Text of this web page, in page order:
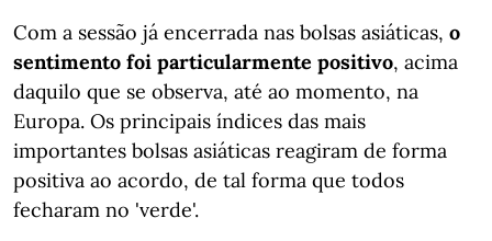
Com a sessão já encerrada nas bolsas asiáticas, o
sentimento foi particularmente positivo, acima
daquilo que se observa, até ao momento, na
Europa. Os principais índices das mais
importantes bolsas asiáticas reagiram de forma
positiva ao acordo, de tal forma que todos
fecharam no 'verde'.